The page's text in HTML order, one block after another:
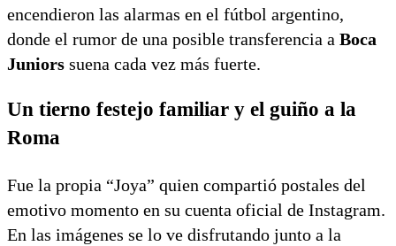
encendieron las alarmas en el fútbol argentino,
donde el rumor de una posible transferencia a Boca
Juniors suena cada vez más fuerte.
Un tierno festejo familiar y el guiño a la
Roma
Fue la propia “Joya” quien compartió postales del
emotivo momento en su cuenta oficial de Instagram.
En las imágenes se lo ve disfrutando junto a la